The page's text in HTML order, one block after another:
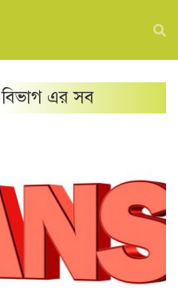
বিভাগ এর সব